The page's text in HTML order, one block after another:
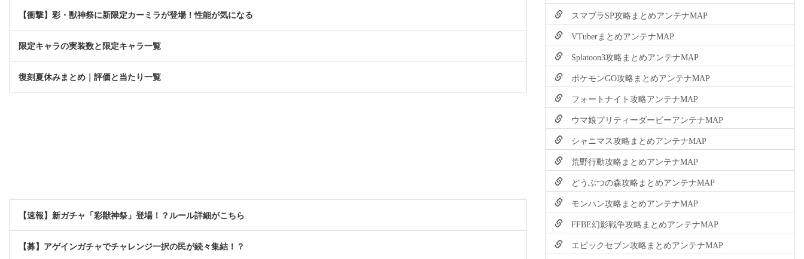
【衝撃】彩・獣神祭に新限定カーミラが登場！性能が気になる
限定キャラの実装数と限定キャラ一覧
復刻夏休みまとめ｜評価と当たり一覧
【速報】新ガチャ「彩獣神祭」登場！？ルール詳細がこちら
【募】アゲインガチャでチャレンジ一択の民が続々集結！？
スマブラSP攻略まとめアンテナMAP
VTuberまとめアンテナMAP
Splatoon3攻略まとめアンテナMAP
ポケモンGO攻略まとめアンテナMAP
フォートナイト攻略アンテナMAP
ウマ娘プリティーダービーアンテナMAP
シャニマス攻略まとめアンテナMAP
荒野行動攻略まとめアンテナMAP
どうぶつの森攻略まとめアンテナMAP
モンハン攻略まとめアンテナMAP
FFBE幻影戦争攻略まとめアンテナMAP
エピックセブン攻略まとめアンテナMAP